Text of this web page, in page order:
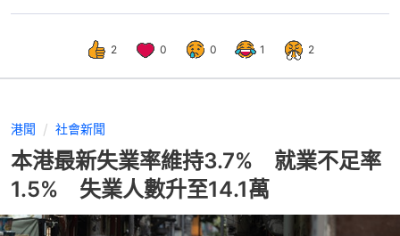
2 0 0 1 2
港聞 社會新聞
本港最新失業率維持3.7% 就業不足率
1.5% 失業人數升至14.1萬